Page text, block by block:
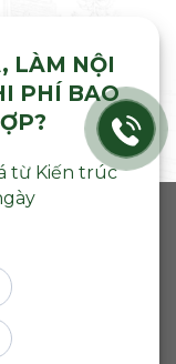
LÀM NỘI
PHÍ BAO
từ Kiến trúc